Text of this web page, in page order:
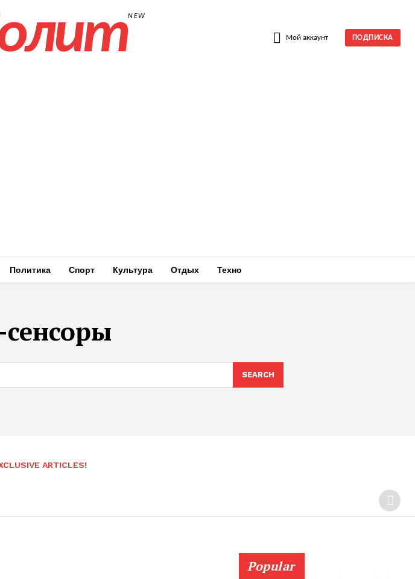
NEW
Мой аккаунт ПОДПИСКА
Политика Спорт Культура Отдых Техно
SEARCH
ARTICLES!
Popular